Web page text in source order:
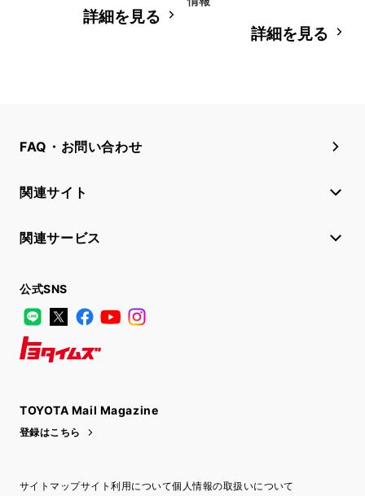
詳細を見る
詳細を見る
FAQ・お問い合わせ
関連サイト
関連サービス
公式SNS
LINE
X FacebookYouTube
TOYOTA Mail Magazine
登録はこちら
サイトマップサイト利用について個人情報の取扱いについて